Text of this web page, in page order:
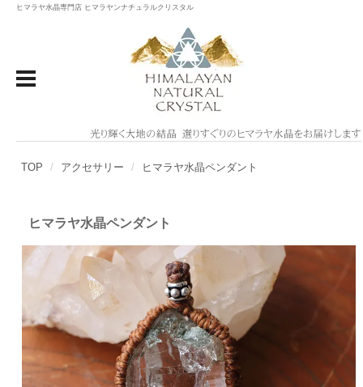
ヒマラヤ水晶専門店 ヒマラヤンナチュラルクリスタル
TOP アクセサリー ヒマラヤ水晶ペンダント
ヒマラヤ水晶ペンダント